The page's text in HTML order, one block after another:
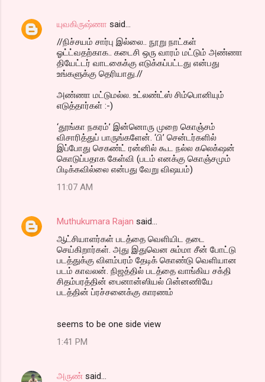
யுவகிருஷ்ணா said…
//நிச்சயம் சார்பு இல்லை.. நூறு நாட்கள்
ஓட்ட்வதற்காக.. கடைசி ஒரு வாரம் மட்டும் அண்ணா
தியேட்டர் வாடகைக்கு எடுக்கப்பட்டது என்பது
உங்களுக்கு தெரியாது.//
அண்ணா மட்டுமல்ல. உட்லண்ட்ஸ் சிம்பொனியும்
எடுத்தார்கள் :-)
‘தூங்கா நகரம்’ இன்னொரு முறை கொஞ்சம்
விசாரித்துப் பாருங்களேன். ‘பி’ சென்டர்களில்
இப்போது செகண்ட் ரன்னில் கூட நல்ல கலெக்‌ஷன்
கொடுப்பதாக கேள்வி (படம் எனக்கு கொஞ்சமும்
பிடிக்கவில்லை என்பது வேறு விஷயம்)
11:07 AM
Muthukumara Rajan said…
ஆட்சியாளர்கள் படத்தை வெளியிட தடை
செய்கிறார்கள். அது இதுவென சும்மா சீன் போட்டு
படத்துக்கு விளம்பரம் தேடிக் கொண்டு வெளியான
படம் காவலன். நிஜத்தில் படத்தை வாங்கிய சக்தி
சிதம்பரத்தின் பைனான்ஸியல் பின்னணியே
படத்தின் ப்ரச்சனைக்கு காரணம்
seems to be one side view
1:41 PM
அருண் said…